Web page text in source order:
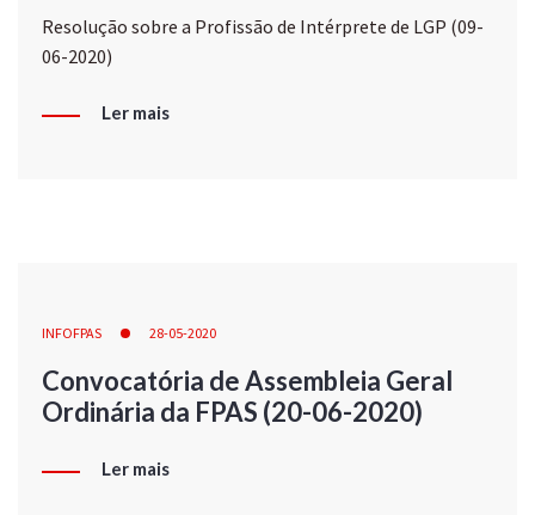
Resolução sobre a Profissão de Intérprete de LGP (09-
06-2020)
Ler mais
INFOFPAS 28-05-2020
Convocatória de Assembleia Geral
Ordinária da FPAS (20-06-2020)
Ler mais